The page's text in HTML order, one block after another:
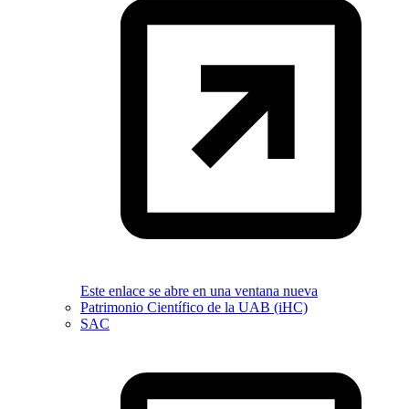
Este enlace se abre en una ventana nueva
Patrimonio Científico de la UAB (iHC)
SAC